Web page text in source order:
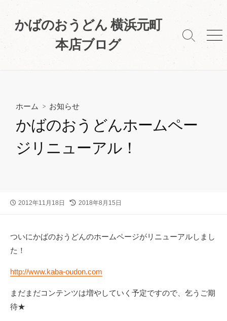
ン
かばのおうどん 横浜元町
本店ブログ
検
切
メ
ホーム > お知らせ
かばのおうどんホームペー
ジリニューアル！
公
2012年11月18日
最
日
2018年8月15日
ついにかばのおうどんのホームページがリニューアルしまし
た！
http://www.kaba-oudon.com
まだまだコンテンツは増やしていく予定ですので、乞うご期
待★